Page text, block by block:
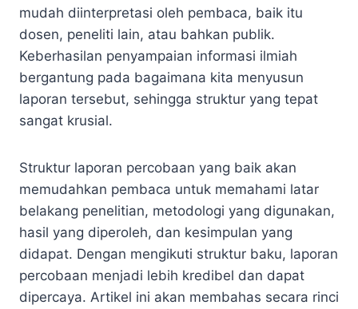
mudah diinterpretasi oleh pembaca, baik itu
dosen, peneliti lain, atau bahkan publik.
Keberhasilan penyampaian informasi ilmiah
bergantung pada bagaimana kita menyusun
laporan tersebut, sehingga struktur yang tepat
sangat krusial.
Struktur laporan percobaan yang baik akan
memudahkan pembaca untuk memahami latar
belakang penelitian, metodologi yang digunakan,
hasil yang diperoleh, dan kesimpulan yang
didapat. Dengan mengikuti struktur baku, laporan
percobaan menjadi lebih kredibel dan dapat
dipercaya. Artikel ini akan membahas secara rinci